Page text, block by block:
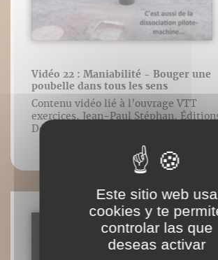
Vidéo 22 : Maniabilité - Bouger une
poubelle dans tous les sens
Contenu vidéo lié à l’ouvrage VTT
exercices, Jean-Paul Stéphan,
DésIris.
Este sitio web usa
cookies y te
controlar las que
deseas activar